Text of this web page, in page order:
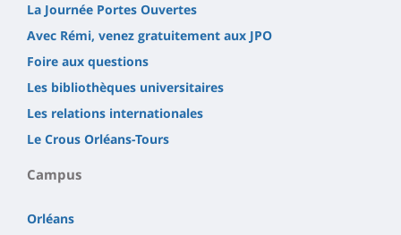
La Journée Portes Ouvertes
Avec Rémi, venez gratuitement aux JPO
Foire aux questions
Les bibliothèques universitaires
Les relations internationales
Le Crous Orléans-Tours
Campus
Orléans